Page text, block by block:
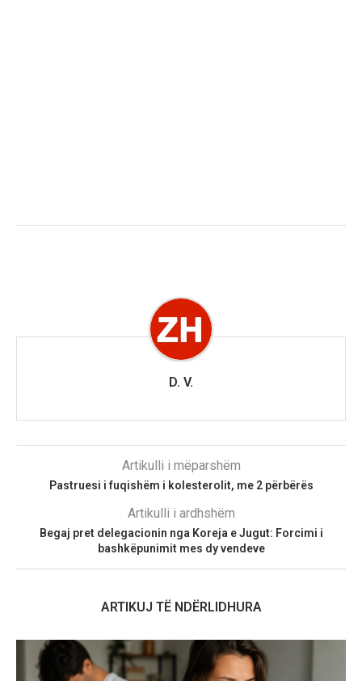
D. V.
Artikulli i mëparshëm
Pastruesi i fuqishëm i kolesterolit, me 2 përbërës
Artikulli i ardhshëm
Begaj pret delegacionin nga Koreja e Jugut: Forcimi i
bashkëpunimit mes dy vendeve
ARTIKUJ TË NDËRLIDHURA